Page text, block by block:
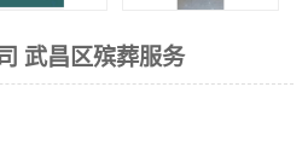
武昌区殡葬服务